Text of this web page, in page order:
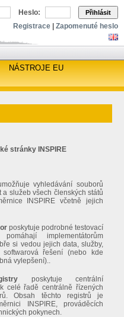
Heslo: Přihlásit
Registrace Zapomenuté heslo
NÁSTROJE EU
stránky INSPIRE
vyhledávání souborů
a služeb všech členských států
INSPIRE včetně jejich
poskytuje podrobné testovací
implementátorům
si vedou jejich data, služby,
softwarová řešení (nebo kde
vylepšení)..
poskytuje centrální
celé řadě centrálně řízených
Obsah těchto registrů je
INSPIRE, prováděcích
pokynech.